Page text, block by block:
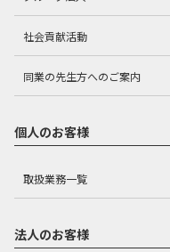
社会貢献活動
同業の先生方へのご案内
個人のお客様
取扱業務一覧
法人のお客様